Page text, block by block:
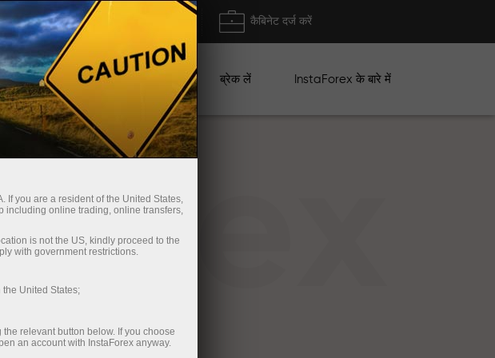
प्लेटफॉर्म कैबिनेट दर्ज करें
के लिए अभियान ब्रेक लें InstaForex के बारे में
If you are a resident of the United States,
including online trading, online transfers,
is not the US, kindly proceed to the
with government restrictions.
United States;
relevant button below. If you choose
an account with InstaForex anyway.